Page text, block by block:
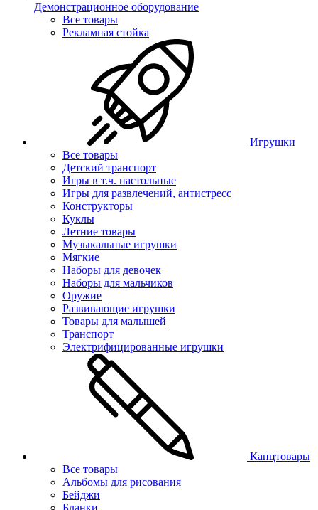
Демонстрационное оборудование
Все товары
Рекламная стойка
Игрушки
Все товары
Детский транспорт
Игры в т.ч. настольные
Игры для развлечений, антистресс
Конструкторы
Куклы
Летние товары
Музыкальные игрушки
Мягкие
Наборы для девочек
Наборы для мальчиков
Оружие
Развивающие игрушки
Товары для малышей
Транспорт
Электрифицированные игрушки
Канцтовары
Все товары
Альбомы для рисования
Бейджи
Бланки